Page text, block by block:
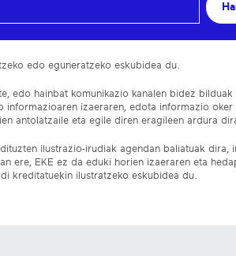
edo eguneratzeko eskubidea du.
edo hainbat komunikazio kanalen bidez bilduak
informazioaren izaeraren, edota informazio oker
antolatzaile eta egile diren eragileen ardura
ilustrazio-irudiak agendan baliatuak dira,
ere, EKE ez da eduki horien izaeraren eta
kreditatuekin ilustratzeko eskubidea du.